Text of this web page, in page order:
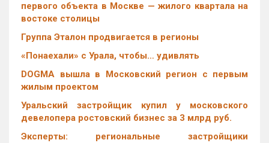
первого объекта в Москве — жилого квартала на
востоке столицы
Группа Эталон продвигается в регионы
«Понаехали» с Урала, чтобы… удивлять
DOGMA вышла в Московский регион с первым
жилым проектом
Уральский застройщик купил у московского
девелопера ростовский бизнес за 3 млрд руб.
Эксперты: региональные застройщики